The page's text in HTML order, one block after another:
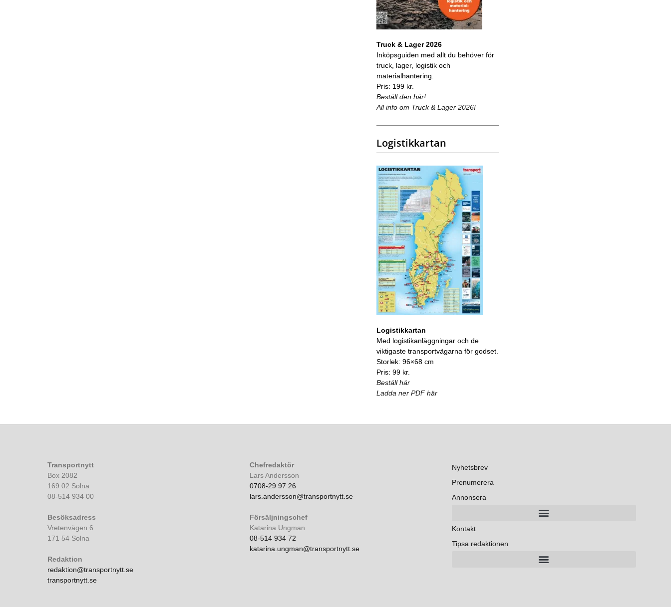
Truck & Lager 2026
Inköpsguiden med allt du behöver för
truck, lager, logistik och
materialhantering.
Pris: 199 kr.
Beställ den här!
All info om Truck & Lager 2026!
Logistikkartan
Logistikkartan
Med logistikanläggningar och de
viktigaste transportvägarna för godset.
Storlek: 96×68 cm
Pris: 99 kr.
Beställ här
Ladda ner PDF här
Transportnytt
Box 2082
169 02 Solna
08-514 934 00
Besöksadress
Vretenvägen 6
171 54 Solna
Redaktion
redaktion@transportnytt.se
transportnytt.se
Chefredaktör
Lars Andersson
0708-29 97 26
lars.andersson@transportnytt.se
Försäljningschef
Katarina Ungman
08-514 934 72
katarina.ungman@transportnytt.se
Nyhetsbrev
Prenumerera
Annonsera
Kontakt
Tipsa redaktionen